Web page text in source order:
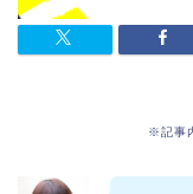
※記事